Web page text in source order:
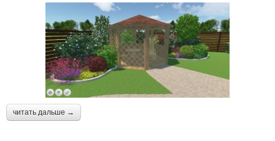
читать дальше →